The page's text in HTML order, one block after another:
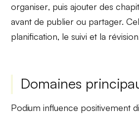
organiser, puis ajouter des
avant de publier ou partager.
planification, le suivi et la
Domaines
Podium influence positivement